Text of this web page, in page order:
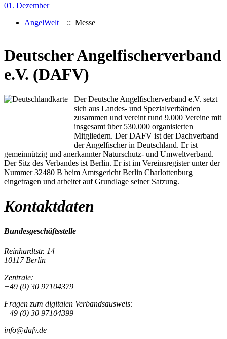
01. Dezember
AngelWelt
:: Messe
Deutscher Angelfischerverband
e.V. (DAFV)
Der Deutsche Angelfischerverband e.V. setzt
sich aus Landes- und Spezialverbänden
zusammen und vereint rund 9.000 Vereine mit
insgesamt über 530.000 organisierten
Mitgliedern. Der DAFV ist der Dachverband
der Angelfischer in Deutschland. Er ist
gemeinnützig und anerkannter Naturschutz- und Umweltverband.
Der Sitz des Verbandes ist Berlin. Er ist im Vereinsregister unter der
Nummer 32480 B beim Amtsgericht Berlin Charlottenburg
eingetragen und arbeitet auf Grundlage seiner Satzung.
Kontaktdaten
Bundesgeschäftsstelle
Reinhardtstr. 14
10117 Berlin
Zentrale:
+49 (0) 30 97104379
Fragen zum digitalen Verbandsausweis:
+49 (0) 30 97104399
info@dafv.de